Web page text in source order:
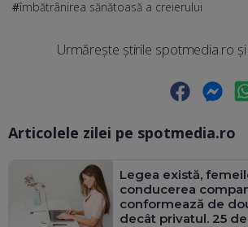
îmbătrânirea sănătoasă a creierului
Urmărește știrile spotmedia.ro
Facebook
Articolele zilei pe spotmedia.ro
Legea există,
conducerea
conformează de
decât privatul. 25